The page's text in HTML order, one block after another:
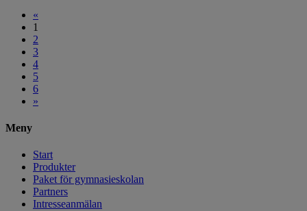
«
1
2
3
4
5
6
»
Meny
Start
Produkter
Paket för gymnasieskolan
Partners
Intresseanmälan